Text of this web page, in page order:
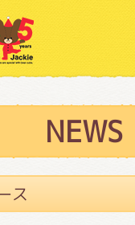
NEWS